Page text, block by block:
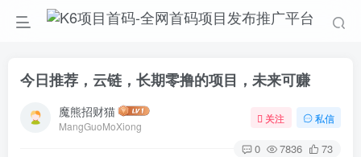
今日推荐，云链，长期零撸的项目，未来可赚
魔熊招财猫
MangGuoMoXiong
关注 私信
0 7836 73